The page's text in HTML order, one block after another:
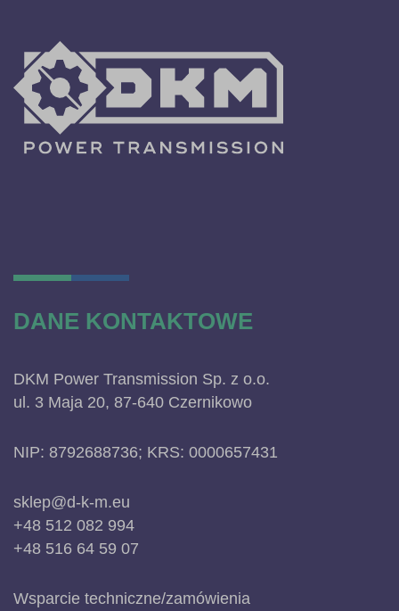
DANE KONTAKTOWE
DKM Power Transmission Sp. z o.o.
ul. 3 Maja 20, 87-640 Czernikowo
NIP: 8792688736; KRS: 0000657431
sklep@d-k-m.eu
+48 512 082 994
+48 516 64 59 07
Wsparcie techniczne/zamówienia